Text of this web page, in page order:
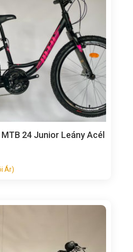
24 Junior Leány Acél
Ár)